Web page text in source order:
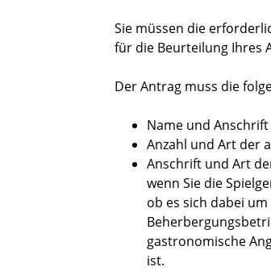
Sie müssen die
für die Beurteilung Ihres
Der Antrag muss die
Name und
Anzahl und Art der
Anschrift und Art
wenn Sie die
ob es sich dabei
gastronomische
ist.